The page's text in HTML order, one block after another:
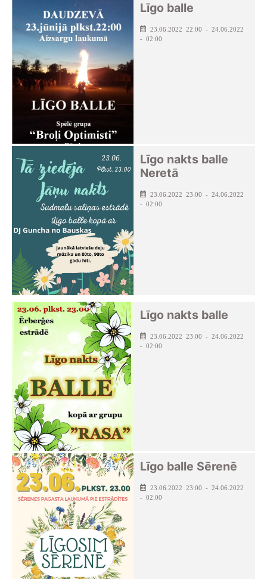
Līgo balle
23.06.2022 22:00 - 24.06.2022
- 02:00
Līgo nakts balle
Neretā
23.06.2022 23:00 - 24.06.2022
- 02:00
Līgo nakts balle
23.06.2022 23:00 - 24.06.2022
- 02:00
Līgo balle Sērenē
23.06.2022 23:00 - 24.06.2022
- 02:00